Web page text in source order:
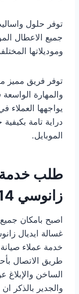
توفر حلول
جميع الاعطال
وموديلاتها
توفر فريق مميز
والمهارة
يواجهها العملاء
دراية تامة
الموبايل.
طلب خدمة
زانوسي 14 برنامج المنزلية
اصبح بامكان
طريق الاتصال
الساخن
والجدير بالذكر